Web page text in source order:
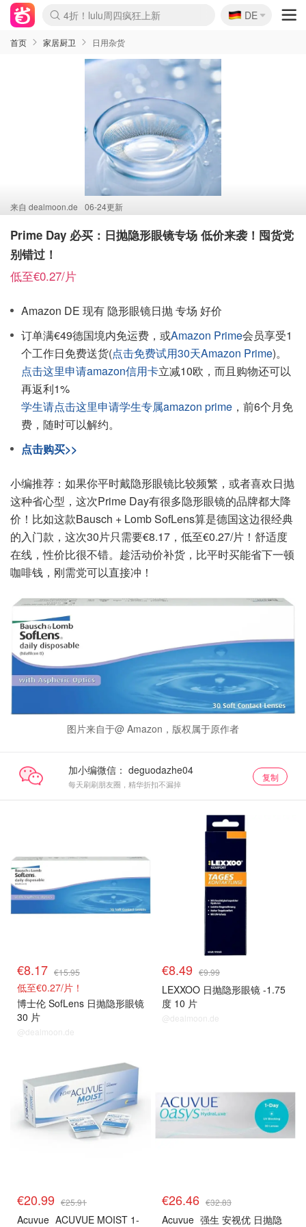
Boticinal 夏促开抢！
4折！lulu周四疯狂上新
还没结束！&OtherStories大促
Joybuy变相75折 随时失效
速领！Stanley独家85折
疑似霸哥！Camper额外叠85折
Zalando 奥莱闪促！每日更新
Moncler反季囤！5折起+叠9折
Coach Brooklyn仅€192
🇩🇪
DE
首页 家居厨卫 日用杂货
来自 dealmoon.de 06-24更新
Prime Day 必买：日抛隐形眼镜专场 低价来袭！囤货党
别错过！
低至€0.27/片
Amazon DE 现有 隐形眼镜日抛 专场 好价
订单满€49德国境内免运费，或Amazon Prime会员享受1
个工作日免费送货(点击免费试用30天Amazon Prime)。
点击这里申请amazon信用卡立减10欧，而且购物还可以
再返利1%
学生请点击这里申请学生专属amazon prime ，前6个月免
费，随时可以解约。
点击购买>>
小编推荐：如果你平时戴隐形眼镜比较频繁，或者喜欢日抛
这种省心型，这次Prime Day有很多隐形眼镜的品牌都大降
价！比如这款Bausch + Lomb SofLens算是德国这边很经典
的入门款，这次30片只需要€8.17，低至€0.27/片！舒适度
在线，性价比很不错。趁活动价补货，比平时买能省下一顿
咖啡钱，刚需党可以直接冲！
图片来自于@ Amazon，版权属于原作者
加小编微信：
每天刷刷朋友圈，精华折扣不漏掉
复制
€8.17 €15.95
低至€0.27/片！
博士伦 SofLens 日抛隐形眼镜
30 片
@dealmoon.de
€8.49 €9.99
LEXXOO 日抛隐形眼镜 -1.75
度 10 片
@dealmoon.de
€20.99 €25.91
Acuvue ACUVUE MOIST 1-
€26.46 €32.83
Acuvue 强生 安视优 日抛隐